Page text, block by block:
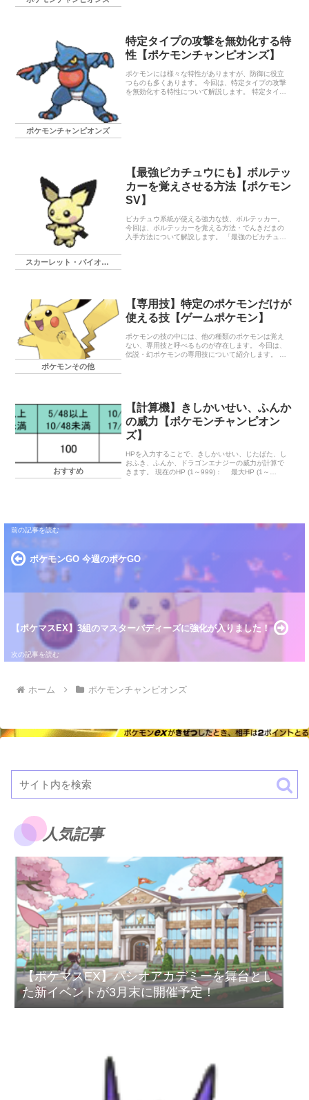
て便利だな～とつくづく感じましたね。 マンスリー
チャレンジの参加賞も受け取りました。 クチートは
今後使用する機会あるのかな…。 最近は「ヒスイゾ
す。 「ヒスイゾロアー…
ポケモンチャンピオンズ
特定タイプの攻撃を無効化する特
性【ポケモンチャンピオンズ】
ポケモンには様々な特性がありますが、防御に役立
つものも多くあります。 今回は、特定タイプの攻撃
を無効化する特性について解説します。 特定タイプ
スカーレット・バイオレット
【最強ピカチュウにも】ボルテッ
カーを覚えさせる方法【ポケモン
SV】
ピカチュウ系統が使える強力な技、ボルテッカー。
今回は、ボルテッカーを覚える方法・でんきだまの
入手方法について解説します。 「最強のピカチュ
ポケモンその他
【専用技】特定のポケモンだけが
使える技【ゲームポケモン】
ポケモンの技の中には、他の種類のポケモンは覚え
ない、専用技と呼べるものが存在します。 今回は、
伝説・幻ポケモンの専用技について紹介します。 一
おすすめ
【計算機】きしかいせい、ふんか
の威力【ポケモンチャンピオン
ズ】
HPを入力することで、きしかいせい、じたばた、し
おふき、ふんか、ドラゴンエナジーの威力が計算で
きます。 現在のHP (1～999)： 最大HP (1～
ポケモンGO 今週のポケGO
【ポケマスEX】3組のマスターバディーズに強化が入りました！
ホーム ポケモンチャンピオンズ
人気記事
【ポケマスEX】パシオアカデミーを舞台とし
た新イベントが3月末に開催予定！